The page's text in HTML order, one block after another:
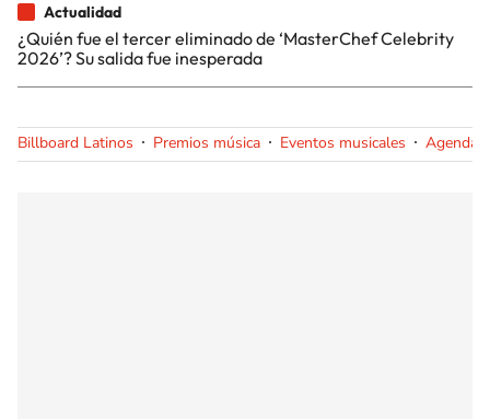
Actualidad
¿Quién fue el tercer eliminado de ‘MasterChef Celebrity
2026’? Su salida fue inesperada
Billboard Latinos Premios música Eventos musicales Agenda